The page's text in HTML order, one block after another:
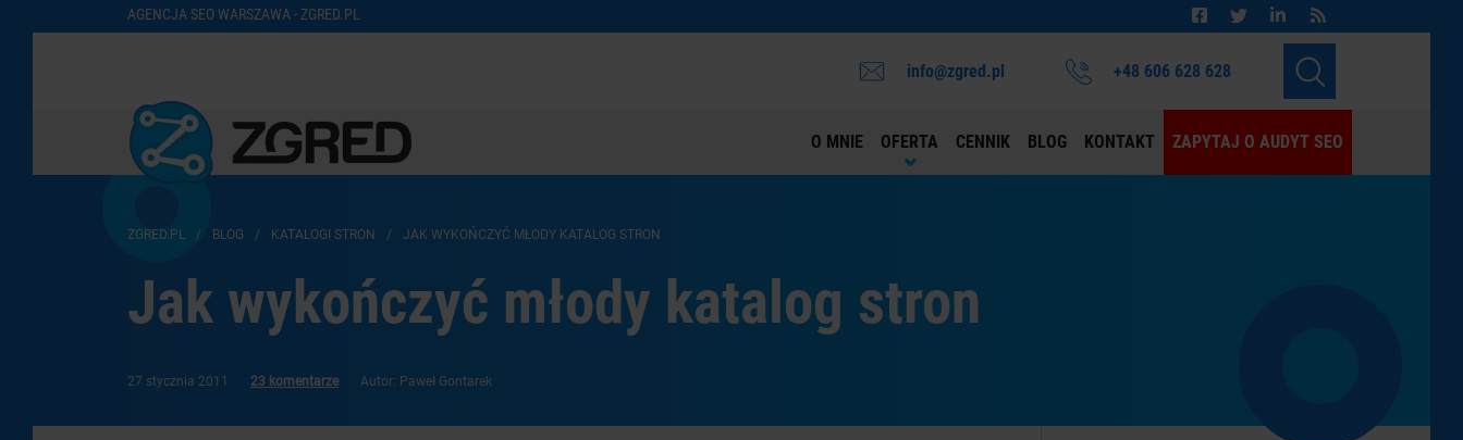
AGENCJA SEO WARSZAWA - ZGRED.PL
info@zgred.pl +48 606 628 628
O MNIE OFERTA CENNIK BLOG KONTAKT ZAPYTAJ O AUDYT SEO
ZGRED.PL / BLOG / KATALOGI STRON / JAK WYKOŃCZYĆ MŁODY KATALOG STRON
Jak wykończyć młody katalog stron
27 stycznia 2011 23 komentarze Autor: Paweł Gontarek